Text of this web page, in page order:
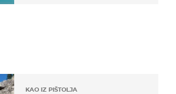
KAO IZ PIŠTOLJA